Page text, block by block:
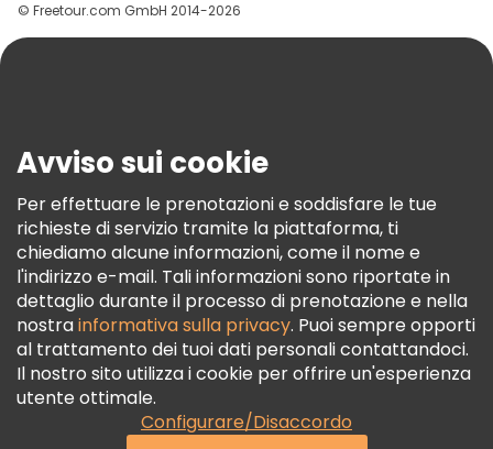
Aiuto
Termini E Condizioni
Informativa Sui Cookie
Freetour Premi
Programma Di Fidelizzazione
© Freetour.com GmbH 2014-2026
Avviso sui cookie
Per effettuare le prenotazioni e soddisfare le tue
richieste di servizio tramite la piattaforma, ti
chiediamo alcune informazioni, come il nome e
l'indirizzo e-mail. Tali informazioni sono riportate in
dettaglio durante il processo di prenotazione e nella
nostrainformativa sulla privacy. Puoi sempre opporti
al trattamento dei tuoi dati personali contattandoci.
Il nostro sito utilizza i cookie per offrire un'esperienza
utente ottimale.
Configurare/Disaccordo